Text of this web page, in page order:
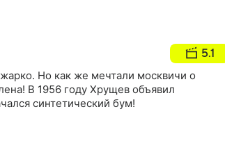
5.1
Но как же мечтали москвичи о
В 1956 году Хрущев объявил
синтетический бум!